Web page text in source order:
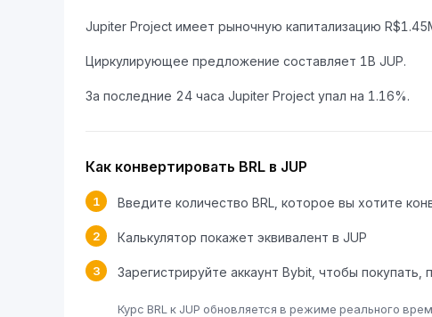
Jupiter Project имеет рыночную капитализацию
Циркулирующее предложение составляет 1B JUP.
За последние 24 часа Jupiter Project упал на 1.16%.
Как конвертировать BRL в JUP
1 Введите количество BRL, которое вы хотите
2 Калькулятор покажет эквивалент в JUP
3 Зарегистрируйте аккаунт Bybit, чтобы покупать,
Курс BRL к JUP обновляется в режиме реального